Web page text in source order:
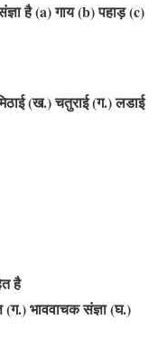
है (a) गाय (b) पहाड़ (c)
(ख.) चतुराई (ग.) लडाई
है
भाववाचक संज्ञा (घ.)